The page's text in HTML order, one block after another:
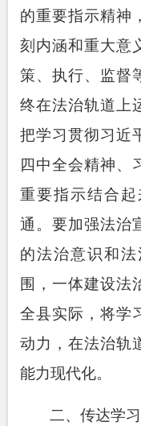
的重要指示精神
刻内涵和重大意
策、执行、监督
终在法治轨道上
把学习贯彻习近
四中全会精神、
重要指示结合
通。要加强法治
的法治意识和
围，一体建设法
全县实际，将学
动力，在法治轨
能力现代化。
二、传达学习